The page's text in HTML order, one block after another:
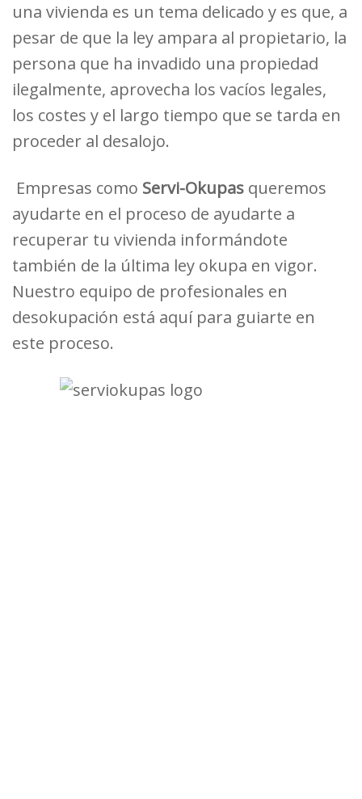
una vivienda es un tema delicado y es que, a
pesar de que la ley ampara al propietario, la
persona que ha invadido una propiedad
ilegalmente, aprovecha los vacíos legales,
los costes y el largo tiempo que se tarda en
proceder al desalojo.
Empresas como Servi-Okupas queremos
ayudarte en el proceso de ayudarte a
recuperar tu vivienda informándote
también de la última ley okupa en vigor.
Nuestro equipo de profesionales en
desokupación está aquí para guiarte en
este proceso.